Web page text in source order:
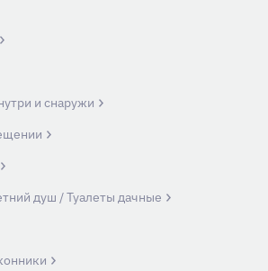
и снаружи
душ / Туалеты дачные